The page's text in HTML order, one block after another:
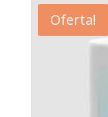
era:
R$ 89,00.
Oferta!